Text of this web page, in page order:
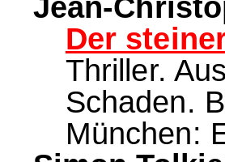
Jean-
Der
Thriller.
Schaden.
München: